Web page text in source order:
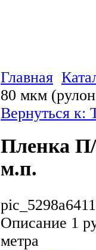
Главная
80 мкм
Вернуться к:
Пленка
м.п.
Описание 1
метра